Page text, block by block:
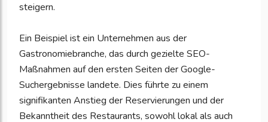
steigern.
Ein Beispiel ist ein Unternehmen aus der
Gastronomiebranche, das durch gezielte SEO-
Maßnahmen auf den ersten Seiten der Google-
Suchergebnisse landete. Dies führte zu einem
signifikanten Anstieg der Reservierungen und der
Bekanntheit des Restaurants, sowohl lokal als auch